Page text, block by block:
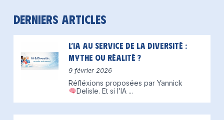
Derniers articles
L’IA au service de la diversité :
mythe ou réalité ?
9 février 2026
Réfléxions proposées par Yannick
Delisle. Et si l’IA ...